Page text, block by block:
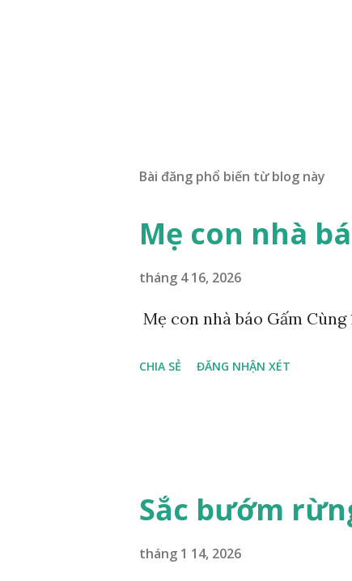
Bài đăng phổ biến từ blog này
Mẹ con nhà
tháng 4 16, 2026
Mẹ con nhà báo Gấm
CHIA SẺ ĐĂNG NHẬN XÉT
Sắc bướm
tháng 1 14, 2026